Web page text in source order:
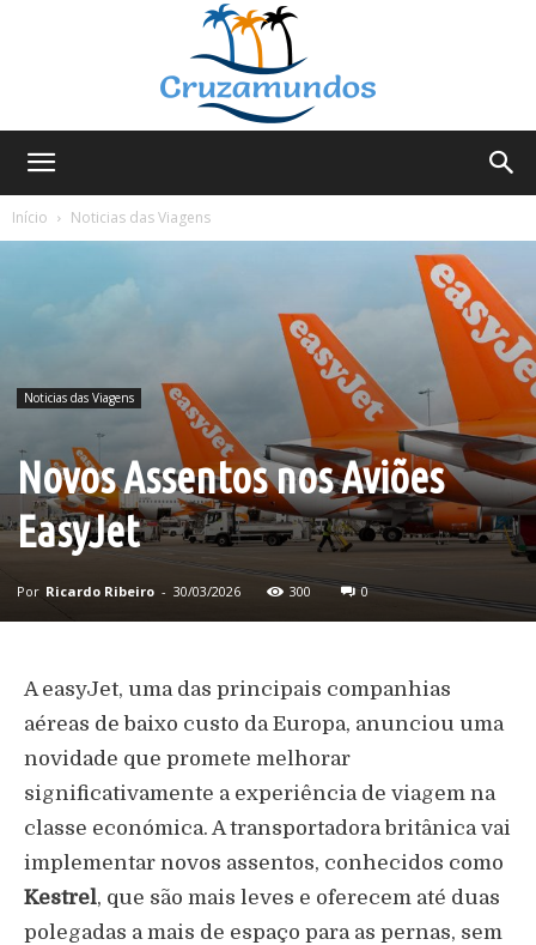
Início
Noticias das Viagens
Noticias das Viagens
Novos Assentos nos Aviões
EasyJet
Por Ricardo Ribeiro - 30/03/2026 300 0
A easyJet, uma das principais companhias
aéreas de baixo custo da Europa, anunciou uma
novidade que promete melhorar
significativamente a experiência de viagem na
classe económica. A transportadora britânica vai
implementar novos assentos, conhecidos como
Kestrel, que são mais leves e oferecem até duas
polegadas a mais de espaço para as pernas, sem